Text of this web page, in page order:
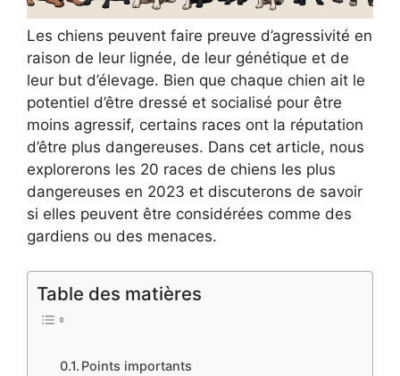
Les chiens peuvent faire preuve d’agressivité en
raison de leur lignée, de leur génétique et de
leur but d’élevage. Bien que chaque chien ait le
potentiel d’être dressé et socialisé pour être
moins agressif, certains races ont la réputation
d’être plus dangereuses. Dans cet article, nous
explorerons les 20 races de chiens les plus
dangereuses en 2023 et discuterons de savoir
si elles peuvent être considérées comme des
gardiens ou des menaces.
Table des matières
Points importants